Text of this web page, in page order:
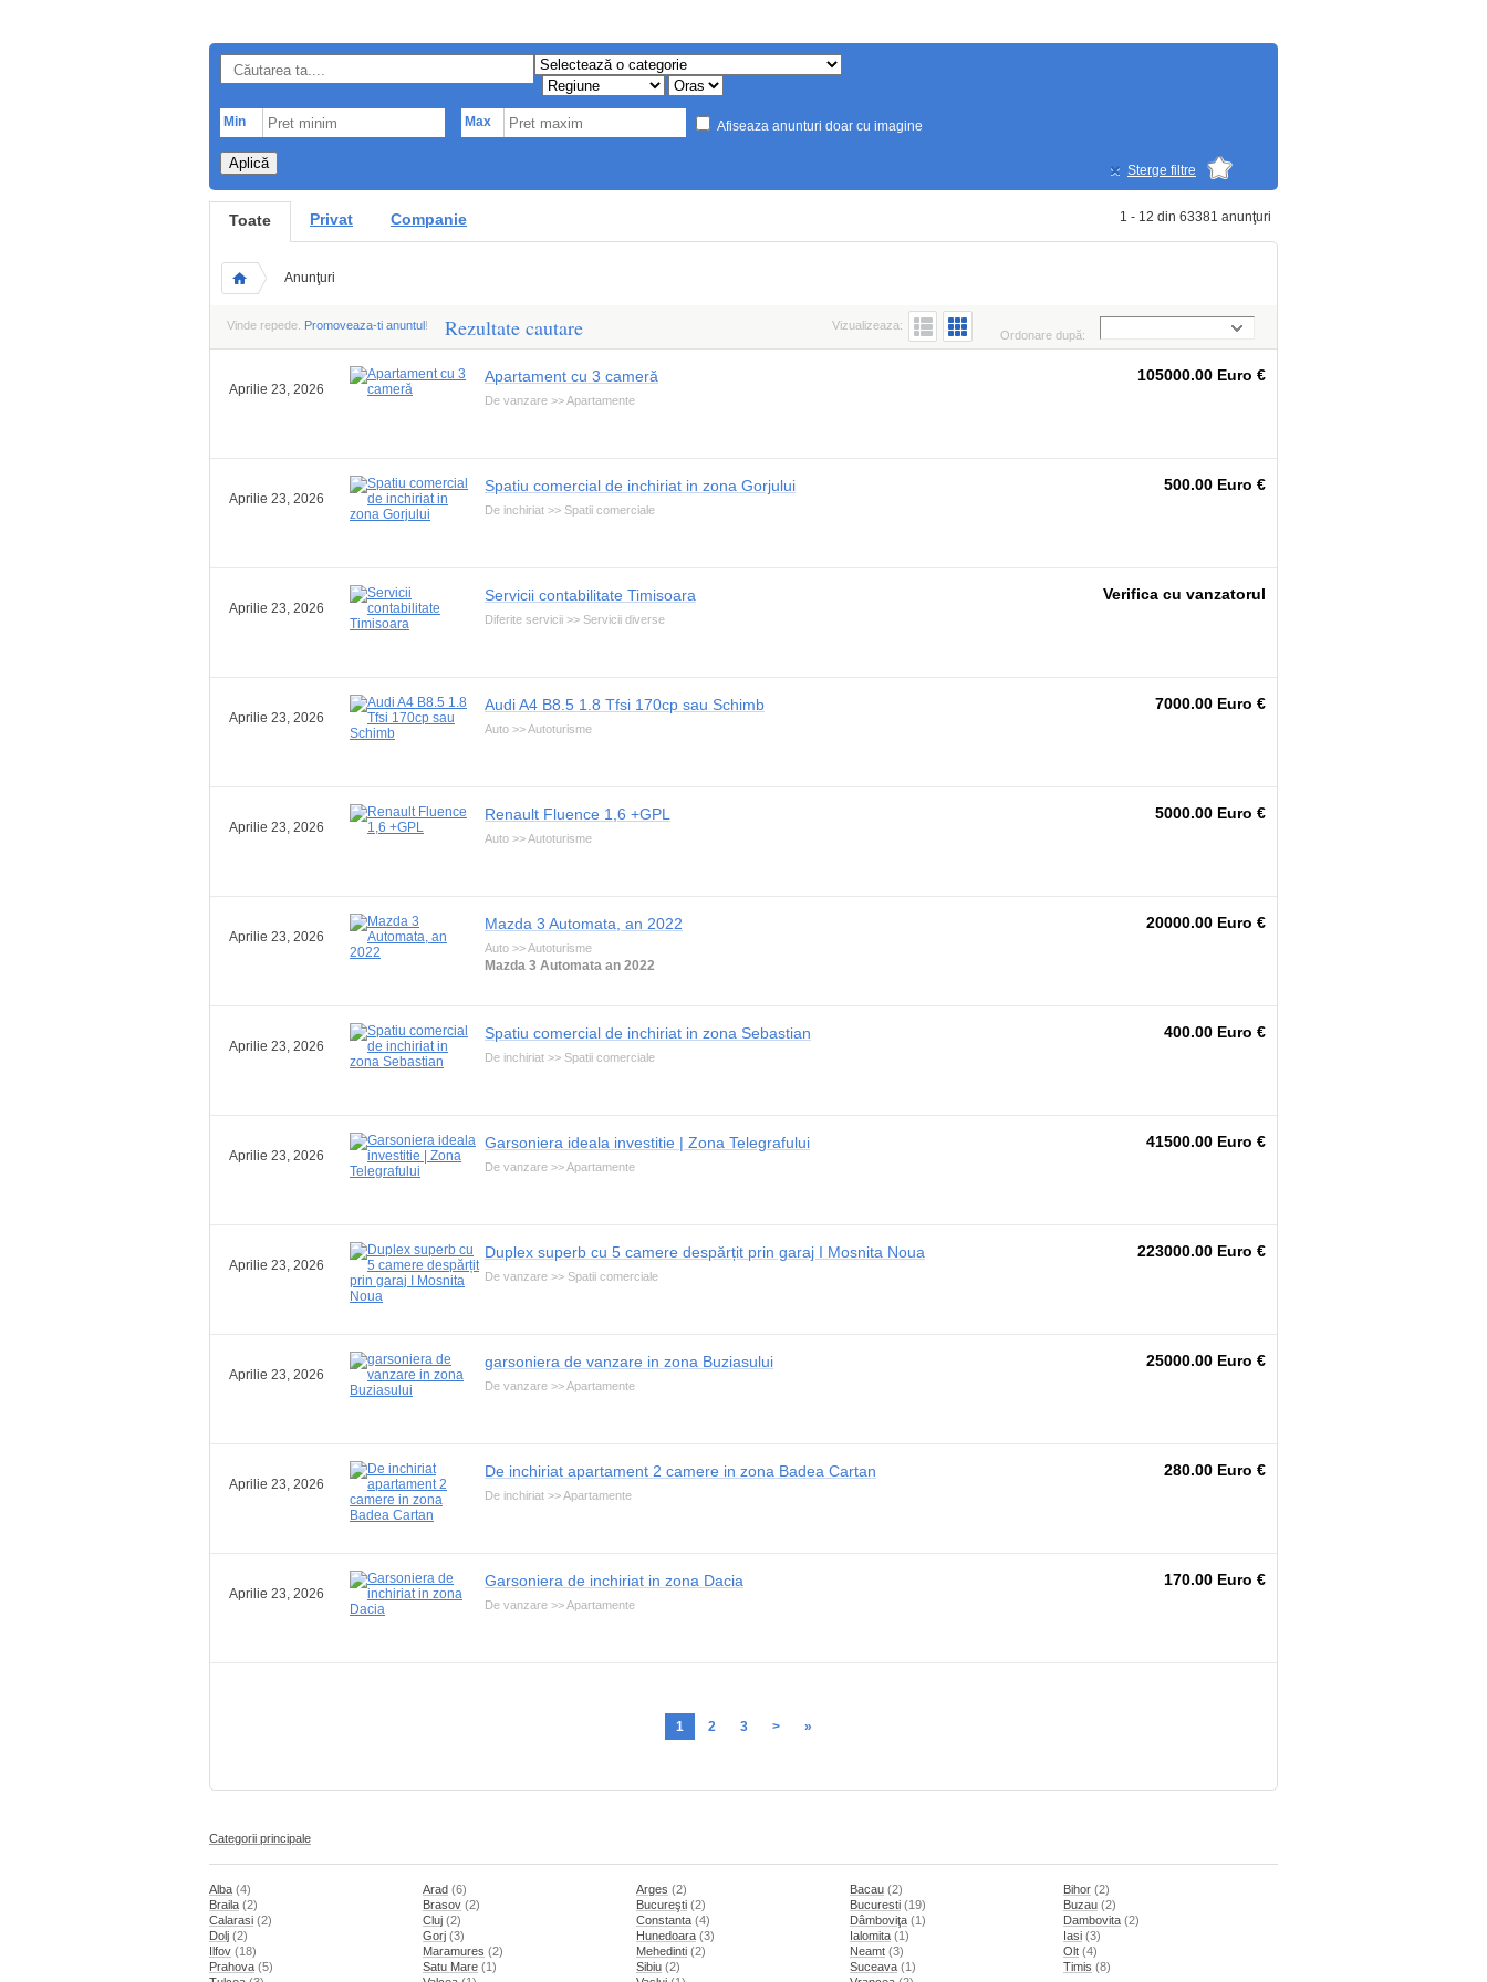
Min Max Afiseaza anunturi doar cu imagine
Aplică Sterge filtre
1 - 12 din 63381 anunţuri
Toate Privat Companie
Anunţuri
Vinde repede. Promoveaza-ti anuntul! Rezultate cautare Ordonare după:
Vizualizeaza:
Aprilie 23, 2026
Apartament cu 3 cameră
De vanzare >> Apartamente
105000.00 Euro €
Aprilie 23, 2026
Spatiu comercial de inchiriat in zona Gorjului
De inchiriat >> Spatii comerciale
500.00 Euro €
Aprilie 23, 2026
Servicii contabilitate Timisoara
Diferite servicii >> Servicii diverse
Verifica cu vanzatorul
Aprilie 23, 2026
Audi A4 B8.5 1.8 Tfsi 170cp sau Schimb
Auto >> Autoturisme
7000.00 Euro €
Aprilie 23, 2026
Renault Fluence 1,6 +GPL
Auto >> Autoturisme
5000.00 Euro €
Aprilie 23, 2026
Mazda 3 Automata, an 2022
Auto >> Autoturisme
Mazda 3 Automata an 2022
20000.00 Euro €
Aprilie 23, 2026
Spatiu comercial de inchiriat in zona Sebastian
De inchiriat >> Spatii comerciale
400.00 Euro €
Aprilie 23, 2026
Garsoniera ideala investitie | Zona Telegrafului
De vanzare >> Apartamente
41500.00 Euro €
Aprilie 23, 2026
Duplex superb cu 5 camere despărțit prin garaj I Mosnita Noua
De vanzare >> Spatii comerciale
223000.00 Euro €
Aprilie 23, 2026
garsoniera de vanzare in zona Buziasului
De vanzare >> Apartamente
25000.00 Euro €
Aprilie 23, 2026
De inchiriat apartament 2 camere in zona Badea Cartan
De inchiriat >> Apartamente
280.00 Euro €
Aprilie 23, 2026
Garsoniera de inchiriat in zona Dacia
De vanzare >> Apartamente
170.00 Euro €
1 2 3 > »
Categorii principale
Alba (4) Arad (6) Arges (2) Bacau (2) Bihor (2)
Braila (2) Brasov (2) Bucureşti (2) Bucuresti (19) Buzau (2)
Calarasi (2) Cluj (2) Constanta (4) Dâmboviţa (1) Dambovita (2)
Dolj (2) Gorj (3) Hunedoara (3) Ialomita (1) Iasi (3)
Ilfov (18) Maramures (2) Mehedinti (2) Neamt (3) Olt (4)
Prahova (5) Satu Mare (1) Sibiu (2) Suceava (1) Timis (8)